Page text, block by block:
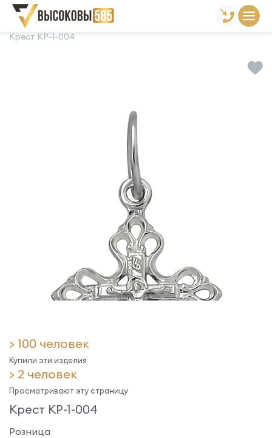
Главная Склад готовой продукции
Крест КР-1-004
> 100 человек
Купили эти изделия
> 2 человек
Просматривают эту страницу
Крест КР-1-004
Розница